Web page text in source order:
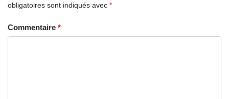
obligatoires sont indiqués avec *
Commentaire *